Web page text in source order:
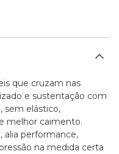
que cruzam nas
e sustentação com
sem elástico,
melhor caimento.
alia performance,
na medida certa